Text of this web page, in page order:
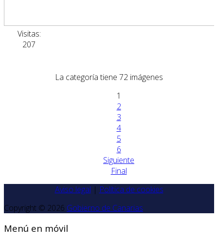
Visitas:
207
La categoría tiene 72 imágenes
1
2
3
4
5
6
Siguiente
Final
Aviso legal | Política de cookies
Copyright © 2026 Gobierno de Canarias
Menú en móvil